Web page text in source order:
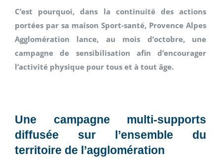
C’est pourquoi, dans la continuité des actions
portées par sa maison Sport-santé, Provence Alpes
Agglomération lance, au mois d’octobre, une
campagne de sensibilisation afin d’encourager
l’activité physique pour tous et à tout âge.
Une campagne multi-supports
diffusée sur l’ensemble du
territoire de l’agglomération